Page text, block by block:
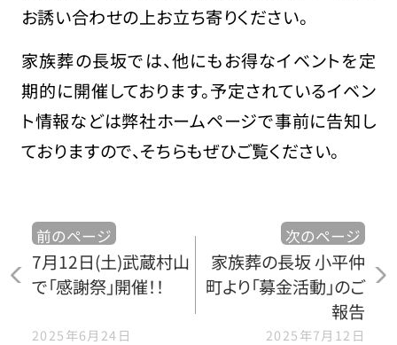
お誘い合わせの上お立ち寄りください。
家族葬の長坂では、他にもお得なイベントを定
期的に開催しております。予定されているイベン
ト情報などは弊社ホームページで事前に告知し
ておりますので、そちらもぜひご覧ください。
前のページ
7月12日(土)武蔵村山
で「感謝祭」開催！！
2025年6月24日
次のページ
家族葬の長坂 小平仲
町より「募金活動」のご
報告
2025年7月12日